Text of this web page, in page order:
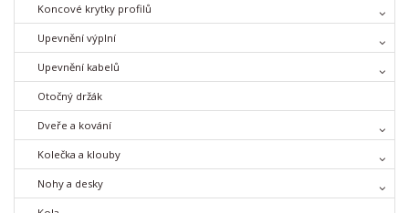
Koncové krytky profilů
Upevnění výplní
Upevnění kabelů
Otočný držák
Dveře a kování
Kolečka a klouby
Nohy a desky